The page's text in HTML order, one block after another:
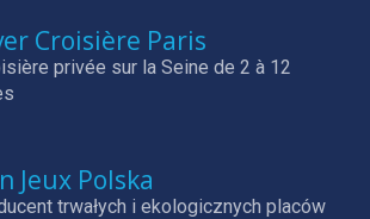
Croisière Paris
privée sur la Seine de 2 à 12
Jeux Polska
trwałych i ekologicznych placów